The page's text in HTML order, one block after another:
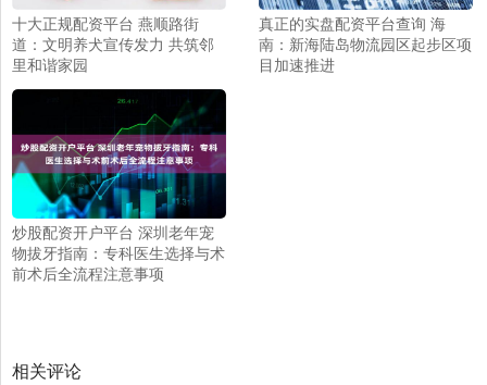
十大正规配资平台 燕顺路街
道：文明养犬宣传发力 共筑邻
里和谐家园
真正的实盘配资平台查询 海
南：新海陆岛物流园区起步区项
目加速推进
炒股配资开户平台 深圳老年宠
物拔牙指南：专科医生选择与术
前术后全流程注意事项
相关评论